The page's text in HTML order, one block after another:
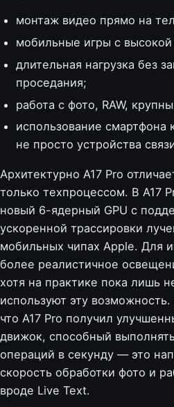
монтаж видео прямо на
мобильные игры с высокой
длительная нагрузка без
проседания;
работа с фото, RAW,
использование смартфона
не просто устройства
Архитектурно A17 Pro
только техпроцессом. В A17
новый 6-ядерный GPU с
ускоренной трассировки
мобильных чипах Apple. Для
более реалистичное
хотя на практике пока лишь
используют эту
что A17 Pro получил
движок, способный
операций в секунду — это
скорость обработки фото и
вроде Live Text.